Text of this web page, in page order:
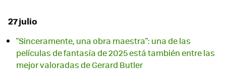
27 julio
"Sinceramente, una obra maestra": una de las
películas de fantasía de 2025 está también entre las
mejor valoradas de Gerard Butler